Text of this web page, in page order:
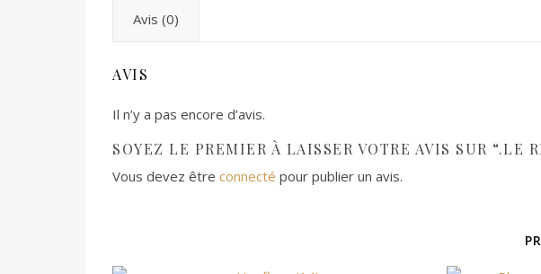
Avis (0)
AVIS
Il n’y a pas encore d’avis.
SOYEZ LE PREMIER À LAISSER VOTRE AVIS SUR “.LE
Vous devez être connecté pour publier un avis.